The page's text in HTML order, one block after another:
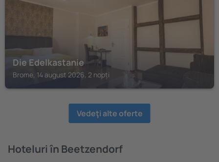
Die Edelkastanie
Brome, 14 august 2026, 2 nopți
Vedeţi alte oferte
Hoteluri în Beetzendorf